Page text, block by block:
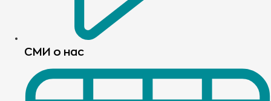
СМИ о нас